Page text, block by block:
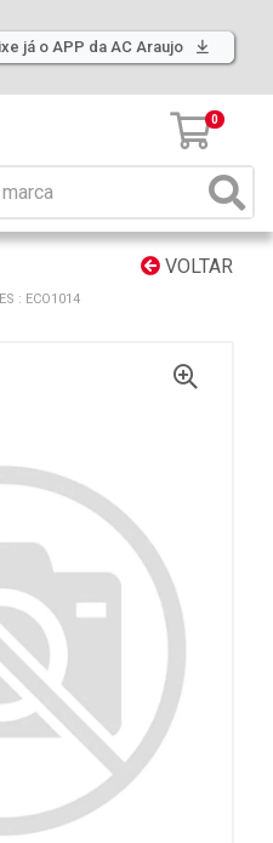
já o APP da AC Araujo
0
VOLTAR
: ECO1014